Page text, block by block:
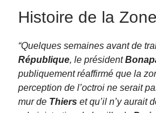
Histoire de la Zone
“Quelques semaines avant de
République, le président
publiquement réaffirmé que la
perception de l’octroi ne serait
mur de Thiers et qu’il n’y aurait